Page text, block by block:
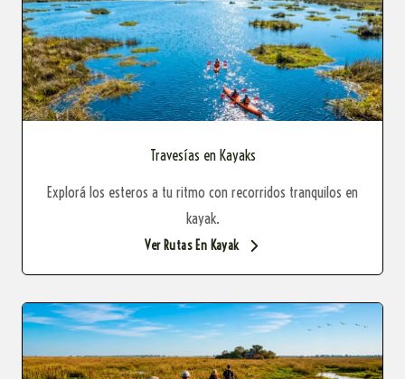
Travesías en Kayaks
Explorá los esteros a tu ritmo con recorridos tranquilos en
kayak.
Ver Rutas En Kayak